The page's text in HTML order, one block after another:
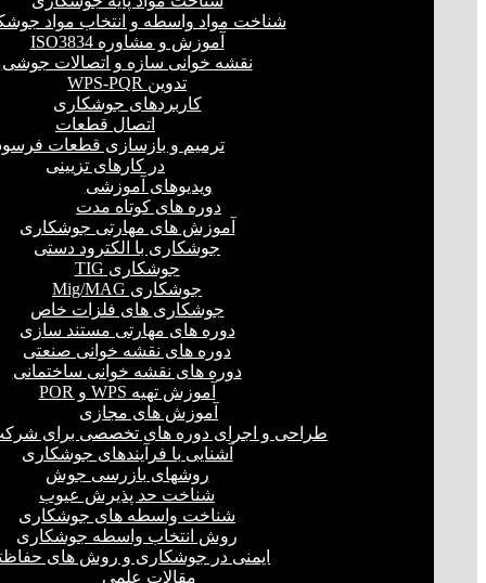
شناخت مواد واسطه و انتخاب مواد
آموزش و مشاوره ISO3834
نقشه خوانی سازه و اتصالات جوشی
تدوین WPS-PQR
کاربردهای جوشکاری
اتصال قطعات
ترمیم و بازسازی قطعات
در کارهای تزیینی
ویدیوهای آموزشی
دوره های کوتاه مدت
آموزش های مهارتی جوشکاری
جوشکاری با الکترود دستی
جوشکاری TIG
جوشکاری Mig/MAG
جوشکاری های فلزات خاص
دوره های مهارتی مستند سازی
دوره های نقشه خوانی صنعتی
دوره های نقشه خوانی ساختمانی
آموزش تهیه WPS و POR
آموزش های مجازی
طراحی و اجرای دوره های تخصصی برای
آشنایی با فرآیندهای جوشکاری
روشهای بازرسی جوش
شناخت حد پذیرش عیوب
شناخت واسطه های جوشکاری
روش انتخاب واسطه جوشکاری
ایمنی در جوشکاری و روش های
مقالات علمی